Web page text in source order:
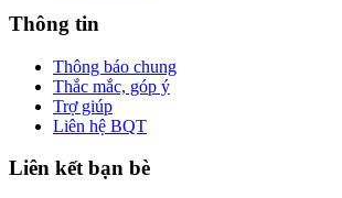
Thông tin
Thông báo chung
Thắc mắc, góp ý
Trợ giúp
Liên hệ BQT
Liên kết bạn bè